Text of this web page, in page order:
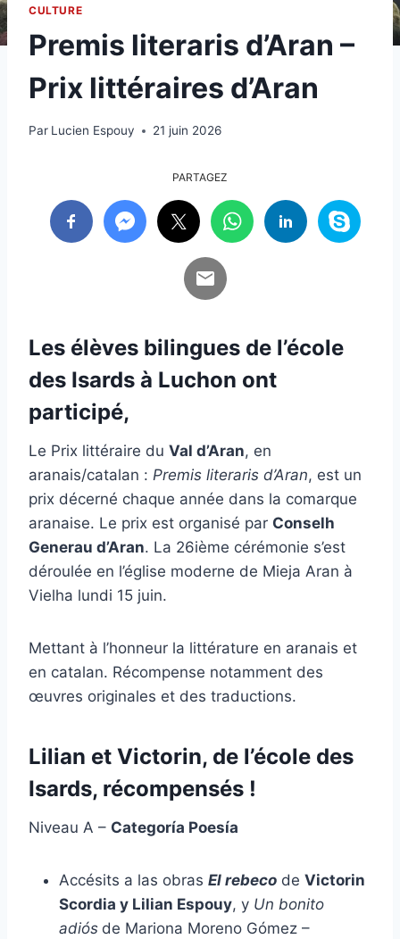
CULTURE
Premis literaris d’Aran –
Prix littéraires d’Aran
Par Lucien Espouy 21 juin 2026
PARTAGEZ
Les élèves bilingues de l’école
des Isards à Luchon ont
participé,
Le Prix littéraire du Val d’Aran, en
aranais/catalan : Premis literaris d’Aran, est un
prix décerné chaque année dans la comarque
aranaise. Le prix est organisé par Conselh
Generau d’Aran. La 26ième cérémonie s’est
déroulée en l’église moderne de Mieja Aran à
Vielha lundi 15 juin.
Mettant à l’honneur la littérature en aranais et
en catalan. Récompense notamment des
œuvres originales et des traductions.
Lilian et Victorin, de l’école des
Isards, récompensés !
Niveau A – Categoría Poesía
Accésits a las obras El rebeco de Victorin
Scordia y Lilian Espouy, y Un bonito
adiós de Mariona Moreno Gómez –